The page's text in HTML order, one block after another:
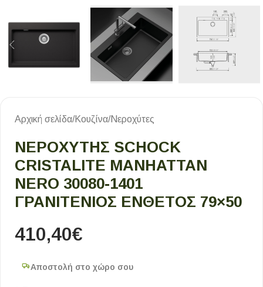
Αρχική σελίδα/Κουζίνα/Νεροχύτες
ΝΕΡΟΧΥΤΗΣ SCHOCK
CRISTALITE MANHATTAN
NERO 30080-1401
ΓΡΑΝΙΤΕΝΙΟΣ ΕΝΘΕΤΟΣ 79×50
410,40€
Αποστολή στο χώρο σου